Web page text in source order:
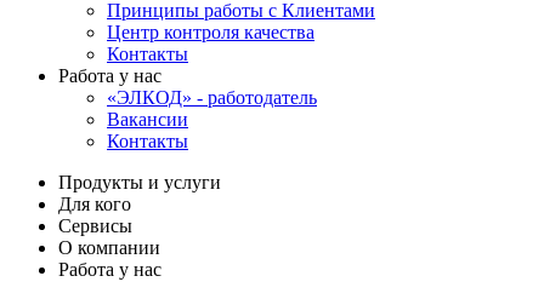
Принципы работы с Клиентами
Центр контроля качества
Контакты
Работа у нас
«ЭЛКОД» - работодатель
Вакансии
Контакты
Продукты и услуги
Для кого
Сервисы
О компании
Работа у нас